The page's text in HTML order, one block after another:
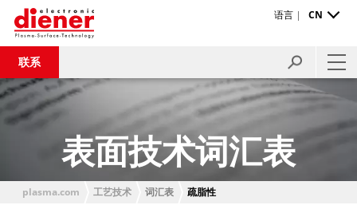
联系
语言 | CN
表面技术词汇表
plasma.com 工艺技术 词汇表 疏脂性